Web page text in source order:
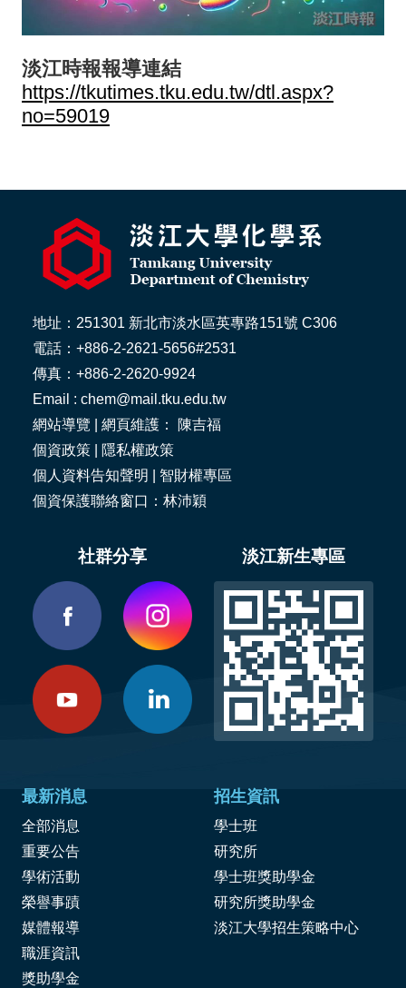
淡江時報報導連結
https://tkutimes.tku.edu.tw/dtl.aspx?
no=59019
地址：251301 新北市淡水區英專路151號 C306
電話：+886-2-2621-5656#2531
傳真：+886-2-2620-9924
Email : chem@mail.tku.edu.tw
網站導覽 | 網頁維護： 陳吉福
個資政策
隱私權政策
個人資料告知聲明
智財權專區
個資保護聯絡窗口：林沛穎
社群分享 淡江新生專區
最新消息
全部消息
重要公告
學術活動
榮譽事蹟
媒體報導
職涯資訊
獎助學金
招生資訊
學士班
研究所
學士班獎助學金
研究所獎助學金
淡江大學招生策略中心